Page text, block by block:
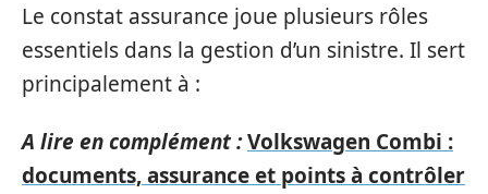
Le constat assurance joue plusieurs rôles
essentiels dans la gestion d’un sinistre. Il sert
principalement à :
A lire en complément :Volkswagen Combi :
documents, assurance et points à contrôler